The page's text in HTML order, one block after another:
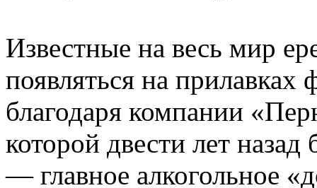
Известные на весь мир
появляться на
благодаря компании
которой двести лет
— главное алкогольное